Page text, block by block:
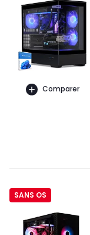
Comparer
SANS OS